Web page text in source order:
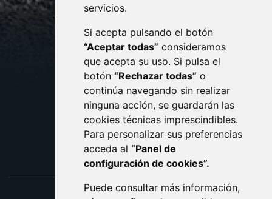
servicios.
Si acepta pulsando el botón
“Aceptar todas” consideramos
que acepta su uso. Si pulsa el
botón “Rechazar todas” o
continúa navegando sin realizar
ninguna acción, se guardarán las
cookies técnicas imprescindibles.
Para personalizar sus preferencias
acceda al “Panel de
configuración de cookies”.
Puede consultar más información,
CONTACTO
AVISO LEGAL
PROTECCIÓN DE DATOS
POLÍTICA DE COOKIES
ACCESIBILIDAD
ENLACE EXTERNO AL